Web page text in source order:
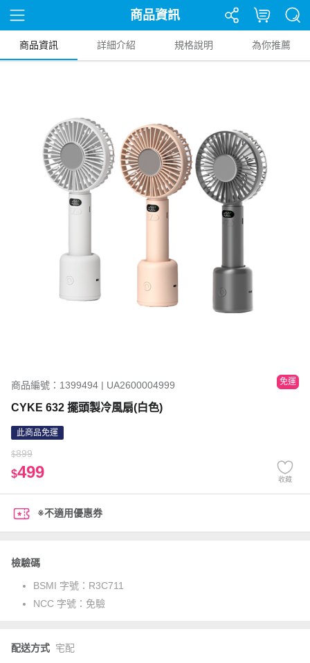
商品資訊
商品資訊 詳細介紹 規格說明 為你推薦
商品編號：1399494 | UA2600004999 免運
CYKE 632 擺頭製冷風扇(白色)
此商品免運
$899
$499 收藏
※不適用優惠券
檢驗碼
BSMI 字號： R3C711
NCC 字號： 免驗
配送方式 宅配